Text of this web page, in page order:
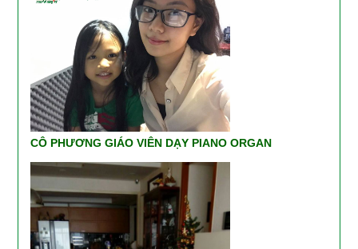
CÔ PHƯƠNG GIÁO VIÊN DẠY PIANO ORGAN